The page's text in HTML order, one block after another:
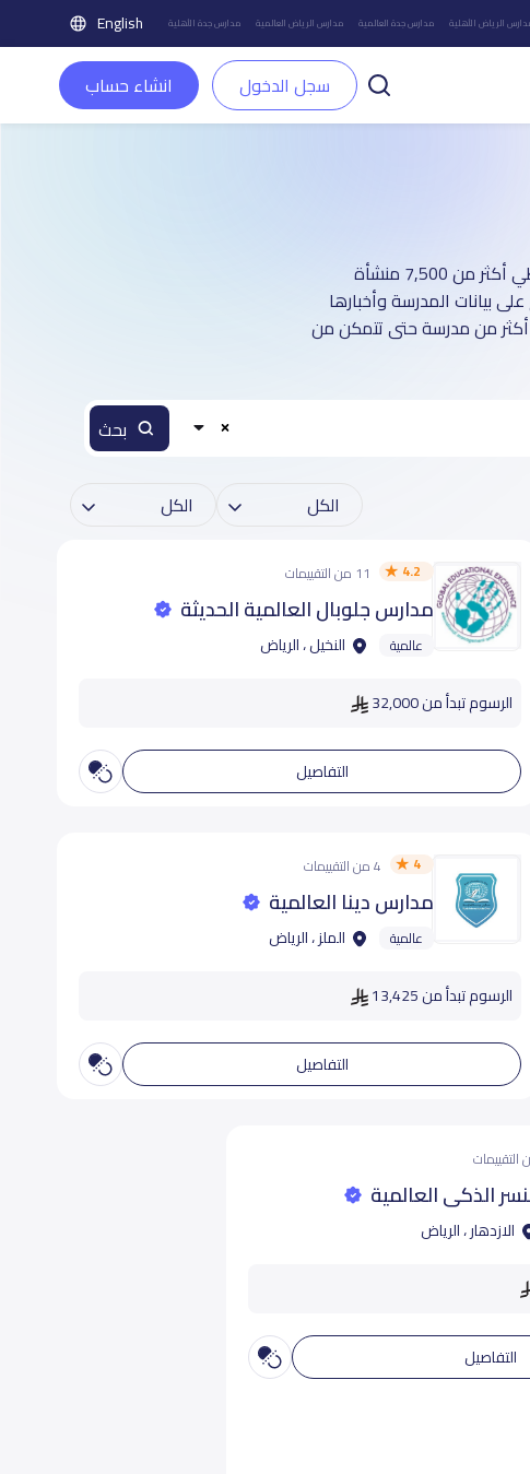
الرياض الأهلية مدارس جدة العالمية مدارس الرياض العالمية مدارس جدة الأهلية English
سجل الدخول انشاء حساب
دليل مدارس مدينة في الرياض العالمية : أكثر من 300 صفحة تعريفية (تغطي أكثر من 7,500 منشأة
بيانات المدرسة وأخبارها
أكثر من مدرسة حتى تتمكن من
4.2 11 من التقييمات
مدارس جلوبال العالمية الحديثة
عالمية النخيل ، الرياض
الرسوم تبدأ من 32,000
التفاصيل
4 4 من التقييمات
مدارس دينا العالمية
عالمية الملز ، الرياض
الرسوم تبدأ من 13,425
التفاصيل
الذكي العالمية
الازدهار ، الرياض
التفاصيل